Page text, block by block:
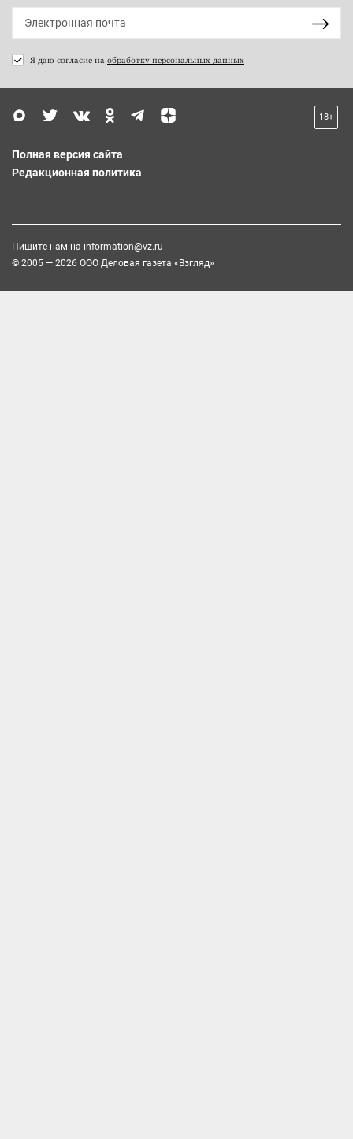
Я даю согласие на обработку персональных данных
18+
Полная версия сайта
Редакционная политика
Пишите нам на information@vz.ru
© 2005 — 2026 ООО Деловая газета «Взгляд»